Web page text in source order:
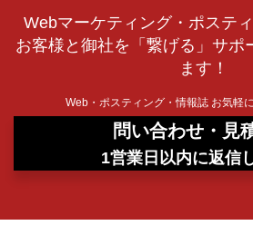
Webマーケティング・ポステ
お客様と御社を「繋げる」サポ
ます！
Web・ポスティング・情報誌 お気軽
問い合わせ・見
1営業日以内に返信